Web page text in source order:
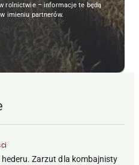
rolnictwie – informacje te będą
imieniu partnerów.
hederu. Zarzut dla kombajnisty